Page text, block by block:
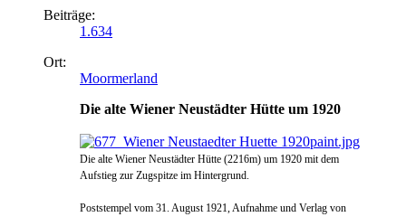
Beiträge:
1.634
Ort:
Moormerland
Die alte Wiener Neustädter Hütte um 1920
Die alte Wiener Neustädter Hütte (2216m) um 1920 mit dem
Aufstieg zur Zugspitze im Hintergrund.
Poststempel vom 31. August 1921, Aufnahme und Verlag von